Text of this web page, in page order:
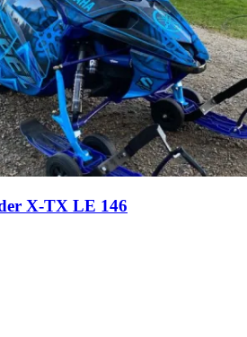
X-TX LE 146